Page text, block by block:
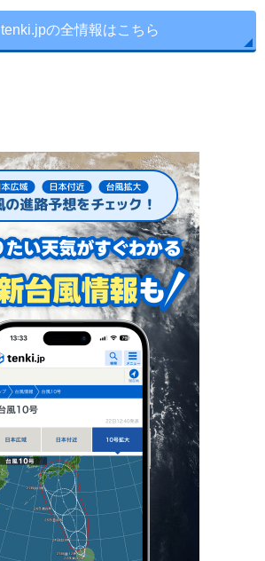
tenki.jpの全情報はこちら